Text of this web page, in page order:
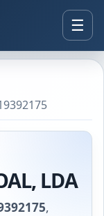
LDA
,